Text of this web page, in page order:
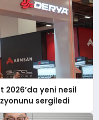
2026’da yeni nesil
sergiledi